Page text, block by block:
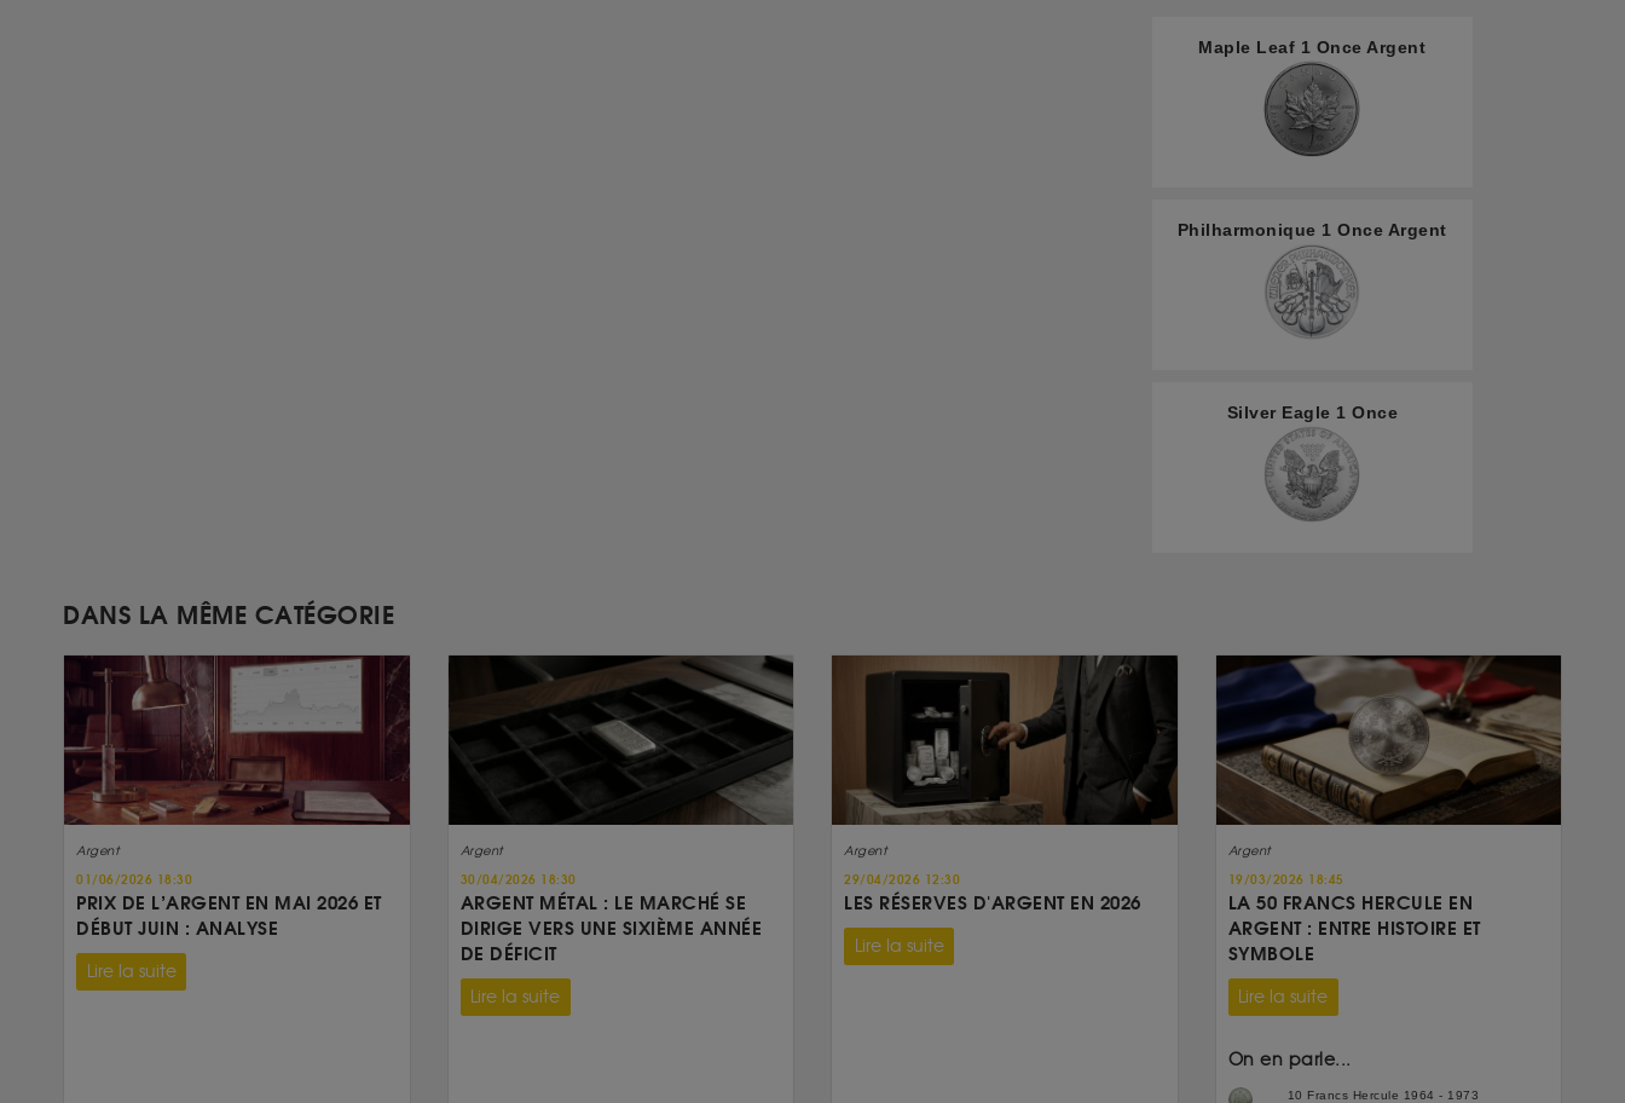
Maple Leaf 1 Once Argent
Philharmonique 1 Once Argent
Silver Eagle 1 Once
DANS LA MÊME CATÉGORIE
Argent
01/06/2026 18:30
PRIX DE L’ARGENT EN MAI 2026 ET
DÉBUT JUIN : ANALYSE
Lire la suite
Argent
30/04/2026 18:30
ARGENT MÉTAL : LE MARCHÉ SE
DIRIGE VERS UNE SIXIÈME ANNÉE
DE DÉFICIT
Lire la suite
Argent
29/04/2026 12:30
LES RÉSERVES D'ARGENT EN 2026
Lire la suite
Argent
19/03/2026 18:45
LA 50 FRANCS HERCULE EN
ARGENT : ENTRE HISTOIRE ET
SYMBOLE
Lire la suite
On en parle...
10 Francs Hercule 1964 - 1973